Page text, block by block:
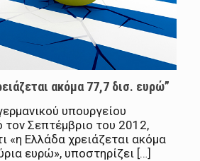
ακόμα 77,7 δισ. ευρώ”
υπουργείου
τον Σεπτέμβριο του 2012,
«η Ελλάδα χρειάζεται ακόμα
ευρώ», υποστηρίζει […]